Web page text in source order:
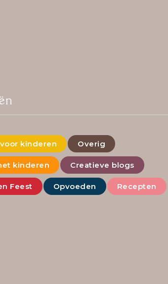
kinderen Overig
kinderen Creatieve blogs
Feest Opvoeden Recepten